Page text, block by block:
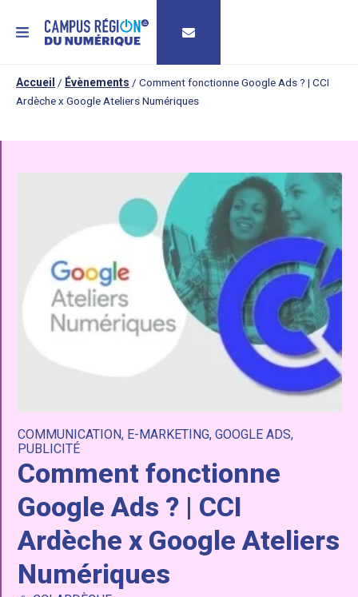
MENU
Accueil / Évènements / Comment fonctionne Google Ads ? | CCI
Ardèche x Google Ateliers Numériques
COMMUNICATION, E-MARKETING, GOOGLE ADS,
PUBLICITÉ
Comment fonctionne
Google Ads ? | CCI
Ardèche x Google Ateliers
Numériques